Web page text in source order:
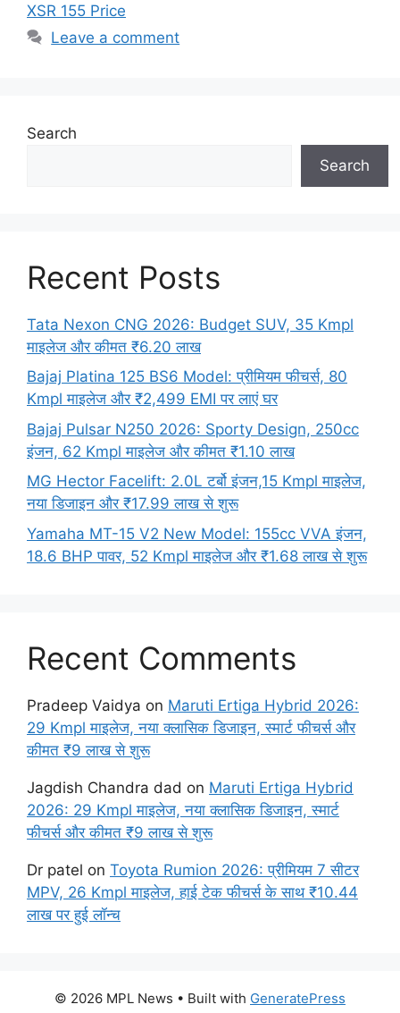
XSR 155 Price
Leave a comment
Search
Search
Recent Posts
Tata Nexon CNG 2026: Budget SUV, 35 Kmpl
माइलेज और कीमत ₹6.20 लाख
Bajaj Platina 125 BS6 Model: प्रीमियम फीचर्स, 80
Kmpl माइलेज और ₹2,499 EMI पर लाएं घर
Bajaj Pulsar N250 2026: Sporty Design, 250cc
इंजन, 62 Kmpl माइलेज और कीमत ₹1.10 लाख
MG Hector Facelift: 2.0L टर्बो इंजन,15 Kmpl माइलेज,
नया डिजाइन और ₹17.99 लाख से शुरू
Yamaha MT-15 V2 New Model: 155cc VVA इंजन,
18.6 BHP पावर, 52 Kmpl माइलेज और ₹1.68 लाख से शुरू
Recent Comments
Pradeep Vaidya on Maruti Ertiga Hybrid 2026:
29 Kmpl माइलेज, नया क्लासिक डिजाइन, स्मार्ट फीचर्स और
कीमत ₹9 लाख से शुरू
Jagdish Chandra dad on Maruti Ertiga Hybrid
2026: 29 Kmpl माइलेज, नया क्लासिक डिजाइन, स्मार्ट
फीचर्स और कीमत ₹9 लाख से शुरू
Dr patel on Toyota Rumion 2026: प्रीमियम 7 सीटर
MPV, 26 Kmpl माइलेज, हाई टेक फीचर्स के साथ ₹10.44
लाख पर हुई लॉन्च
© 2026 MPL News • Built with GeneratePress